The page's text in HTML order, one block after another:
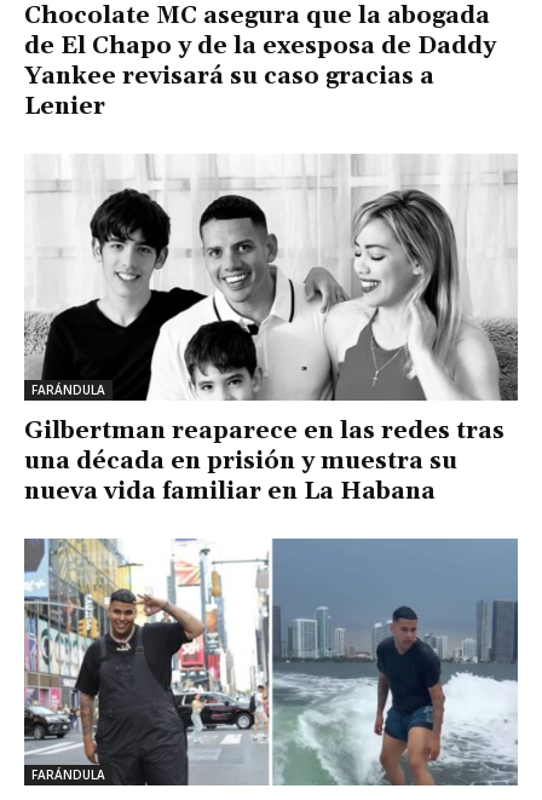
Chocolate MC asegura que la abogada
de El Chapo y de la exesposa de Daddy
Yankee revisará su caso gracias a
Lenier
FARÁNDULA
Gilbertman reaparece en las redes tras
una década en prisión y muestra su
nueva vida familiar en La Habana
FARÁNDULA